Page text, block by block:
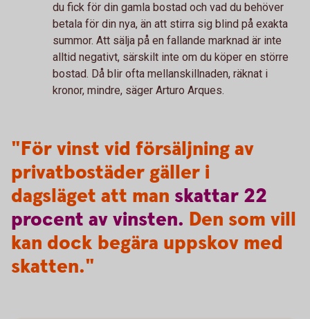
du fick för din gamla bostad och vad du behöver
betala för din nya, än att stirra sig blind på exakta
summor. Att sälja på en fallande marknad är inte
alltid negativt, särskilt inte om du köper en större
bostad. Då blir ofta mellanskillnaden, räknat i
kronor, mindre, säger Arturo Arques.
"För vinst vid försäljning av
privatbostäder gäller i
dagsläget att man skattar 22
procent avvinsten. Den som vill
kan dock begära uppskov med
skatten."